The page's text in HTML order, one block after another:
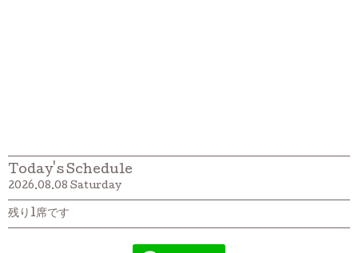
Today's Schedule
2026.08.08 Saturday
残り1席です